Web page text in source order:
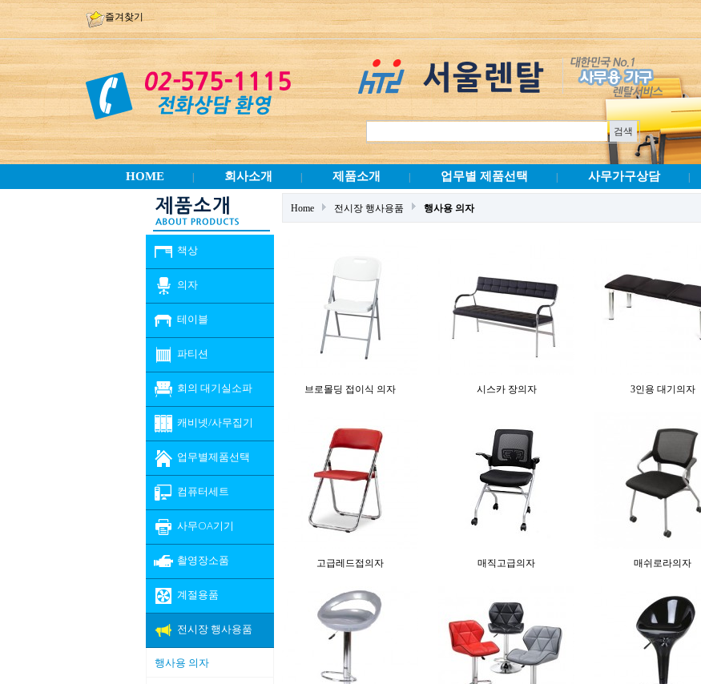
즐겨찾기
HOME 회사소개 제품소개 업무별 제품선택 사무가구상담
책상
의자
테이블
파티션
회의 대기실소파
캐비넷/사무집기
업무별제품선택
컴퓨터세트
사무OA기기
촬영장소품
계절용품
전시장 행사용품
행사용 의자
Home 전시장 행사용품 행사용 의자
브로몰딩 접이식 의자 시스카 장의자 3인용 대기의자
고급레드접의자 매직고급의자 매쉬로라의자